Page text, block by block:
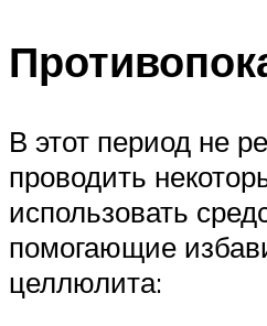
В этот период не
проводить
использовать
помогающие
целлюлита: